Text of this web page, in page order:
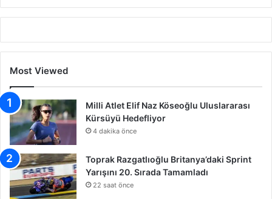
Most Viewed
Milli Atlet Elif Naz Köseoğlu Uluslararası
Kürsüyü Hedefliyor
4 dakika önce
Toprak Razgatlıoğlu Britanya’daki Sprint
Yarışını 20. Sırada Tamamladı
22 saat önce